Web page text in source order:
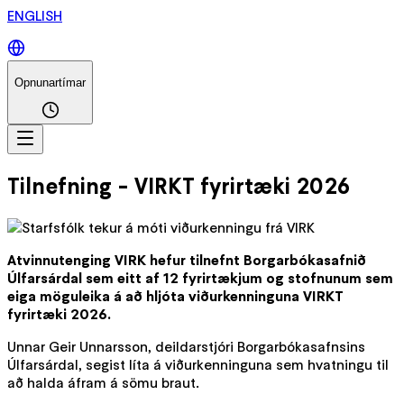
ENGLISH
Opnunartímar
Tilnefning - VIRKT fyrirtæki 2026
Atvinnutenging VIRK hefur tilnefnt Borgarbókasafnið
Úlfarsárdal sem eitt af 12 fyrirtækjum og stofnunum sem
eiga möguleika á að hljóta viðurkenninguna VIRKT
fyrirtæki 2026.
Unnar Geir Unnarsson, deildarstjóri Borgarbókasafnsins
Úlfarsárdal, segist líta á viðurkenninguna sem hvatningu til
að halda áfram á sömu braut.